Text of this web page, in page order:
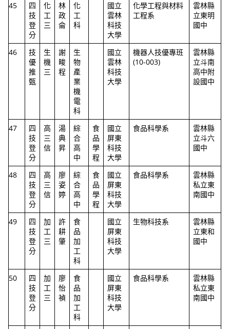
45
四
技
登
分
化
工
三
林
政
侖
化
工
科
國立
雲林
科技
大學
化學工程與材料
工程系
雲林縣
立東明
國中
46
技
優
推
甄
生
機
三
謝
畯
程
生
物
產
業
機
電
科
國立
雲林
科技
大學
機器人技優專班
(10-003)
雲林縣
立斗南
高中附
設國中
47
四
技
登
分
高
三
信
湯
典
昇
綜
合
高
中
食
品
學
程
國立
屏東
科技
大學
食品科學系
雲林縣
立斗六
國中
48
四
技
登
分
高
三
信
廖
姿
婷
綜
合
高
中
食
品
學
程
國立
屏東
科技
大學
食品科學系
雲林縣
私立東
南國中
49
四
技
登
分
加
工
三
許
耕
肇
食
品
加
工
科
國立
屏東
科技
大學
生物科技系
雲林縣
立東和
國中
50
四
技
登
分
加
工
三
廖
怡
禎
食
品
加
工
科
國立
屏東
科技
大學
食品科學系
雲林縣
私立東
南國中